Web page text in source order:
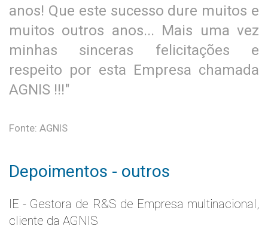
anos! Que este sucesso dure muitos e
muitos outros anos... Mais uma vez
minhas sinceras felicitações e
respeito por esta Empresa chamada
AGNIS !!!"
Fonte: AGNIS
Depoimentos - outros
IE - Gestora de R&S de Empresa multinacional,
cliente da AGNIS